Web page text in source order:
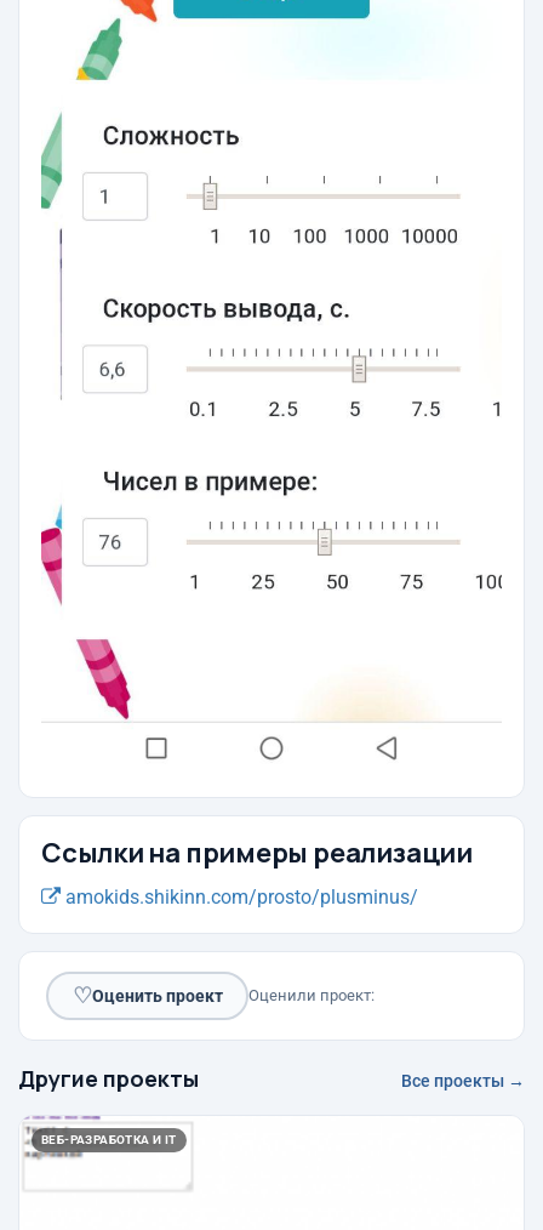
Ссылки на примеры реализации
amokids.shikinn.com/prosto/plusminus/
♡Оценить проект Оценили проект:
Другие проекты Все проекты →
ВЕБ-РАЗРАБОТКА И IT